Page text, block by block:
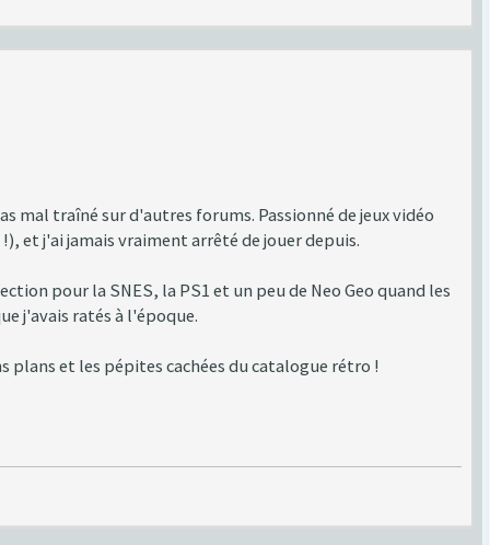
mal traîné sur d'autres forums. Passionné de jeux vidéo
et j'ai jamais vraiment arrêté de jouer depuis.
pour la SNES, la PS1 et un peu de Neo Geo quand les
j'avais ratés à l'époque.
plans et les pépites cachées du catalogue rétro !